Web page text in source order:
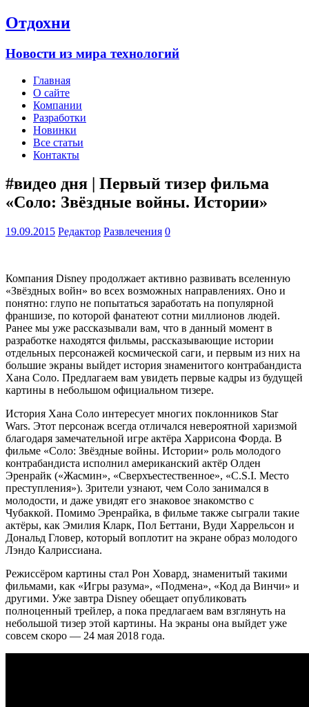
Отдохни
Новости из мира технологий
Главная
О сайте
Компании
Разработки
Новинки
Все статьи
Контакты
#видео дня | Первый тизер фильма
«Соло: Звёздные войны. Истории»
19.09.2015 Редактор Развлечения 0
Компания Disney продолжает активно развивать вселенную
«Звёздных войн» во всех возможных направлениях. Оно и
понятно: глупо не попытаться заработать на популярной
франшизе, по которой фанатеют сотни миллионов людей.
Ранее мы уже рассказывали вам, что в данный момент в
разработке находятся фильмы, рассказывающие истории
отдельных персонажей космической саги, и первым из них на
большие экраны выйдет история знаменитого контрабандиста
Хана Соло. Предлагаем вам увидеть первые кадры из будущей
картины в небольшом официальном тизере.
История Хана Соло интересует многих поклонников Star
Wars. Этот персонаж всегда отличался невероятной харизмой
благодаря замечательной игре актёра Харрисона Форда. В
фильме «Соло: Звёздные войны. Истории» роль молодого
контрабандиста исполнил американский актёр Олден
Эренрайк («Жасмин», «Сверхъестественное», «C.S.I. Место
преступления»). Зрители узнают, чем Соло занимался в
молодости, и даже увидят его знаковое знакомство с
Чубаккой. Помимо Эренрайка, в фильме также сыграли такие
актёры, как Эмилия Кларк, Пол Беттани, Вуди Харрельсон и
Дональд Гловер, который воплотит на экране образ молодого
Лэндо Калриссиана.
Режиссёром картины стал Рон Ховард, знаменитый такими
фильмами, как «Игры разума», «Подмена», «Код да Винчи» и
другими. Уже завтра Disney обещает опубликовать
полноценный трейлер, а пока предлагаем вам взглянуть на
небольшой тизер этой картины. На экраны она выйдет уже
совсем скоро — 24 мая 2018 года.